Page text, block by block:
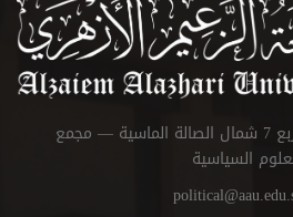
الخرطوم بحري --- كافوري مربع 7 شمال الصالة الماسية — مجمع
السياسية